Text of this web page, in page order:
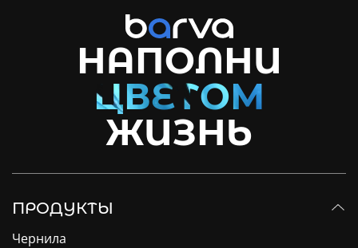
НАПОЛНИ
ЖИЗНЬ
ПРОДУКТЫ
Чернила